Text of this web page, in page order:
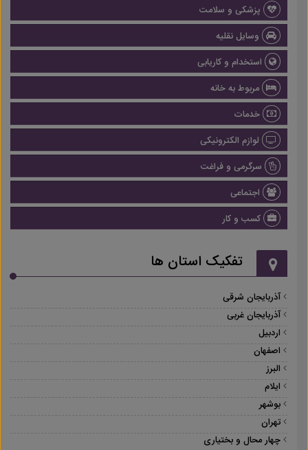
پزشکی و سلامت
وسایل نقلیه
استخدام و کاریابی
مربوط به خانه
خدمات
لوازم الکترونیکی
سرگرمی و فراغت
اجتماعی
کسب و کار
تفکیک استان ها
آذربایجان شرقی
آذربایجان غربی
اردبیل
اصفهان
البرز
ایلام
بوشهر
تهران
چهار محال و بختیاری